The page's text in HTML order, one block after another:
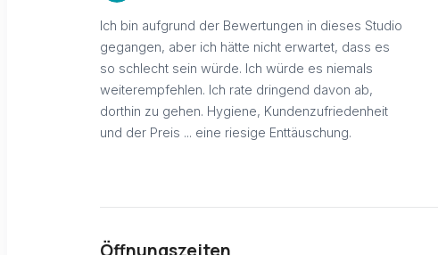
Ich bin aufgrund der Bewertungen in dieses Studio
gegangen, aber ich hätte nicht erwartet, dass es
so schlecht sein würde. Ich würde es niemals
weiterempfehlen. Ich rate dringend davon ab,
dorthin zu gehen. Hygiene, Kundenzufriedenheit
und der Preis ... eine riesige Enttäuschung.
Öffnungszeiten